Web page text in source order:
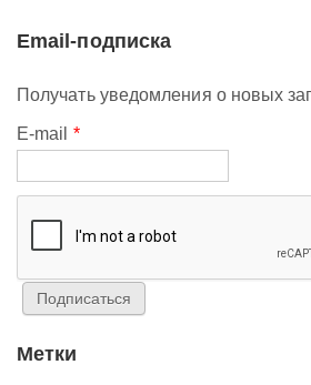
Email-подписка
Получать уведомления о новых
E-mail *
Метки